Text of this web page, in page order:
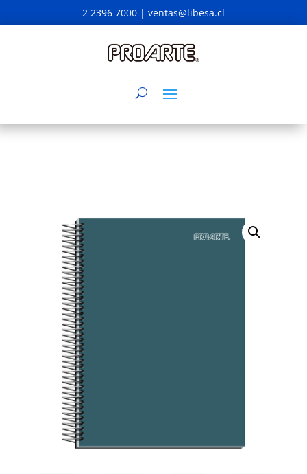
2 2396 7000 | ventas@libesa.cl